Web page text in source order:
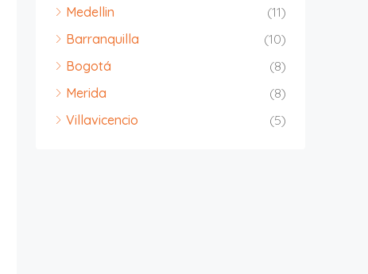
Medellin
(11)
Barranquilla
(10)
Bogotá
(8)
Merida
(8)
Villavicencio
(5)